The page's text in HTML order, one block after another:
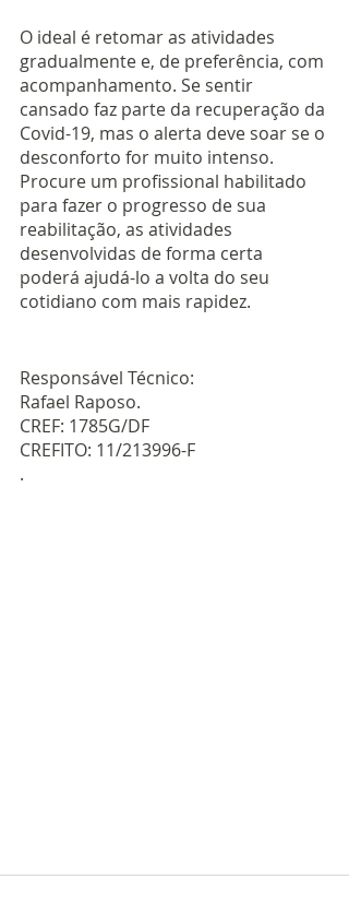
O ideal é retomar as atividades
gradualmente e, de preferência, com
acompanhamento. Se sentir
cansado faz parte da recuperação da
Covid-19, mas o alerta deve soar se o
desconforto for muito intenso.
Procure um profissional habilitado
para fazer o progresso de sua
reabilitação, as atividades
desenvolvidas de forma certa
poderá ajudá-lo a volta do seu
cotidiano com mais rapidez.
Responsável Técnico:
Rafael Raposo.
CREF: 1785G/DF
CREFITO: 11/213996-F
.